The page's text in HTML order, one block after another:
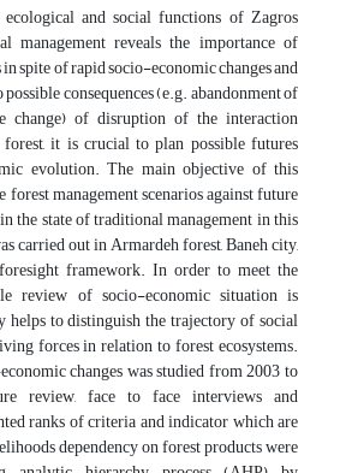
and social functions of Zagros
management reveals the importance of
spite of rapid socio-economic changes and
consequences (e.g. abandonment of
change) of disruption of the interaction
it is crucial to plan possible futures
evolution. The main objective of this
forest management scenarios against future
the state of traditional management in this
carried out in Armardeh forest, Baneh city,
framework. In order to meet the
review of socio-economic situation is
helps to distinguish the trajectory of social
forces in relation to forest ecosystems.
changes was studied from 2003 to
review, face to face interviews and
ranks of criteria and indicator which are
dependency on forest products were